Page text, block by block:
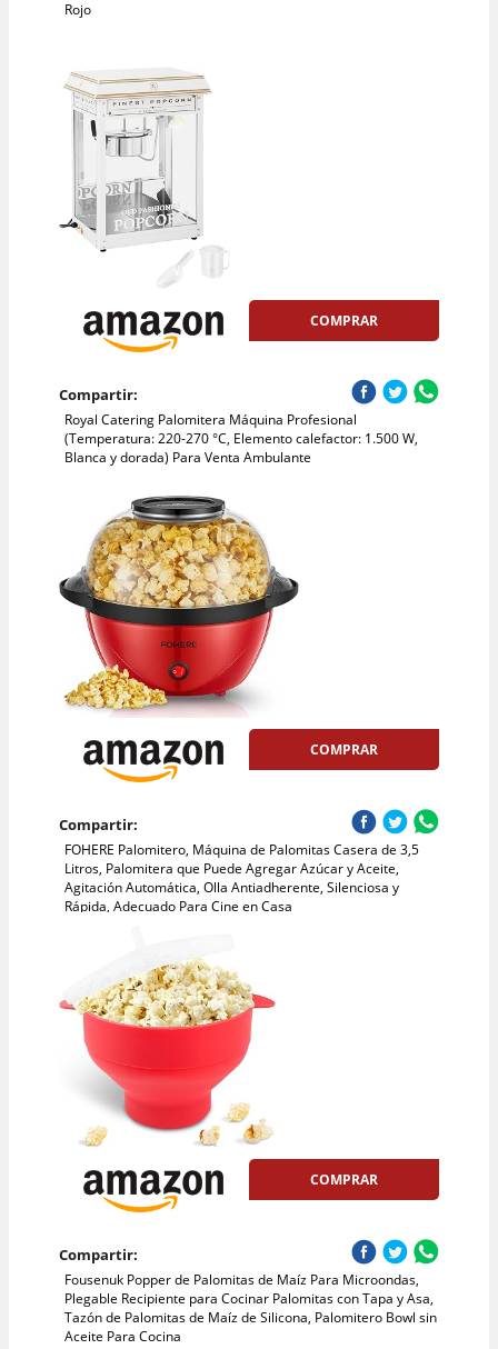
Rojo
COMPRAR
Compartir:
Royal Catering Palomitera Máquina Profesional
(Temperatura: 220-270 °C, Elemento calefactor: 1.500 W,
Blanca y dorada) Para Venta Ambulante
COMPRAR
Compartir:
FOHERE Palomitero, Máquina de Palomitas Casera de 3,5
Litros, Palomitera que Puede Agregar Azúcar y Aceite,
Agitación Automática, Olla Antiadherente, Silenciosa y
Rápida, Adecuado Para Cine en Casa
COMPRAR
Compartir:
Fousenuk Popper de Palomitas de Maíz Para Microondas,
Plegable Recipiente para Cocinar Palomitas con Tapa y Asa,
Tazón de Palomitas de Maíz de Silicona, Palomitero Bowl sin
Aceite Para Cocina